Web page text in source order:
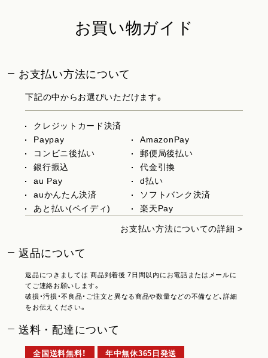
お買い物ガイド
お支払い方法について
下記の中からお選びいただけます。
クレジットカード決済
Paypay
AmazonPay
コンビニ後払い
郵便局後払い
銀行振込
代金引換
au Pay
d払い
auかんたん決済
ソフトバンク決済
あと払い(ペイディ)
楽天Pay
お支払い方法についての詳細 >
返品について
返品につきましては 商品到着後 7日間以内にお電話またはメールに
てご連絡お願いします。
破損・汚損・不良品・ご注文と異なる商品や数量などの不備など、詳細
をお伝えください。
送料・配達について
全国送料無料！ 年中無休365日発送